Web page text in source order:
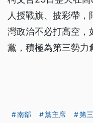
人授戰旗、披彩帶
灣政治不必打高空，
黨，積極為第三勢力
南部 黨主席 第